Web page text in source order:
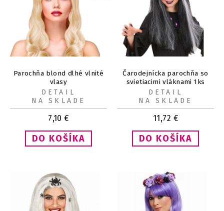
Parochňa blond dlhé vlnité
vlasy
7,10 €
DETAIL
NA SKLADE
Čarodejnícka parochňa so
svietiacimi vláknami 1ks
11,72 €
DETAIL
NA SKLADE